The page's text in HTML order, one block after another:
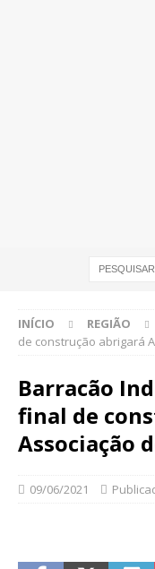
INÍCIO REGIÃO
de construção abrigará
Barracão
final de
Associação
09/06/2021